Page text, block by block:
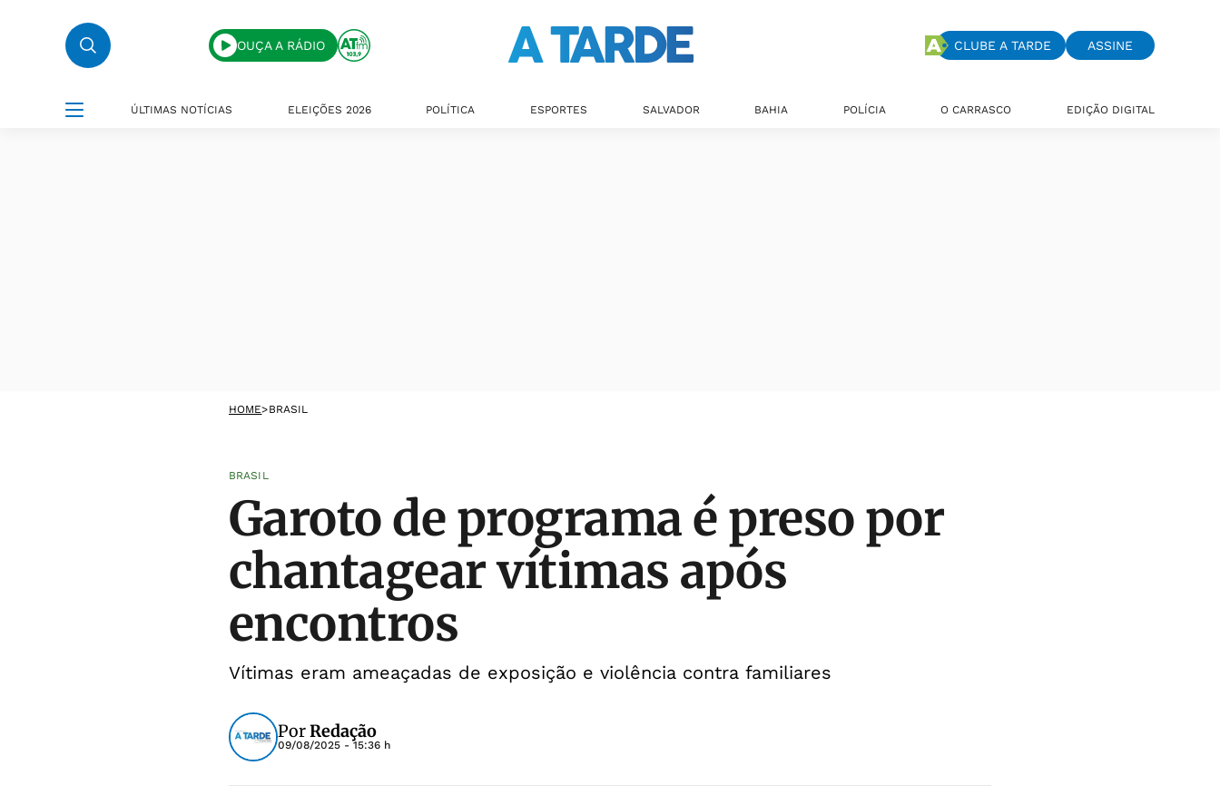
OUÇA A RÁDIO CLUBE A TARDE ASSINE
ÚLTIMAS NOTÍCIAS ELEIÇÕES 2026 POLÍTICA ESPORTES SALVADOR BAHIA POLÍCIA O CARRASCO EDIÇÃO DIGITAL
HOME>BRASIL
BRASIL
Garoto de programa é preso por
chantagear vítimas após
encontros
Vítimas eram ameaçadas de exposição e violência contra familiares
PorRedação
09/08/2025 - 15:36 h